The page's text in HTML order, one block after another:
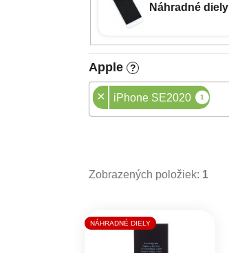
Náhradné diely
Apple ?
× iPhone SE2020 1
Zobrazených položiek: 1
Výpis produktov
NÁHRADNÉ DIELY